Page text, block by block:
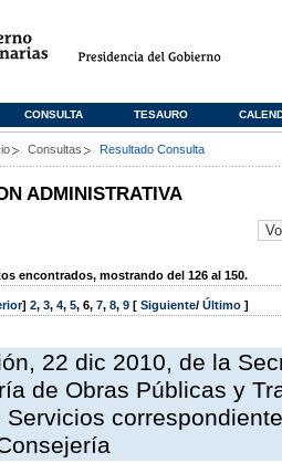
CONSULTA TESAURO
Consultas Resultado Consulta
ADMINISTRATIVA
encontrados, mostrando del 126 al 150.
] 2, 3, 4, 5, 6, 7, 8, 9 [ Siguiente/ Último ]
22 dic 2010, de la
de Obras Públicas y
Servicios